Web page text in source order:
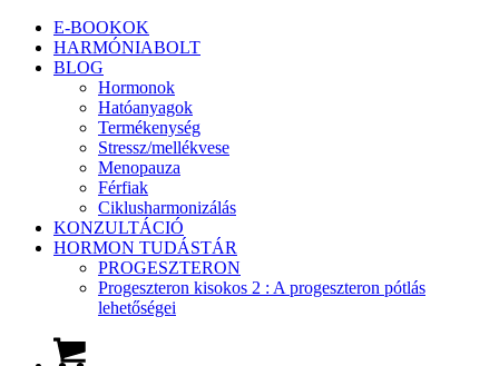
E-BOOKOK
HARMÓNIABOLT
BLOG
Hormonok
Hatóanyagok
Termékenység
Stressz/mellékvese
Menopauza
Férfiak
Ciklusharmonizálás
KONZULTÁCIÓ
HORMON TUDÁSTÁR
PROGESZTERON
Progeszteron kisokos 2 : A progeszteron pótlás
lehetőségei